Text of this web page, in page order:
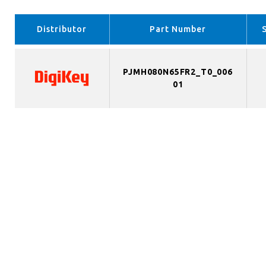
Distributor Part Number
PJMH080N65FR2_T0_006
01